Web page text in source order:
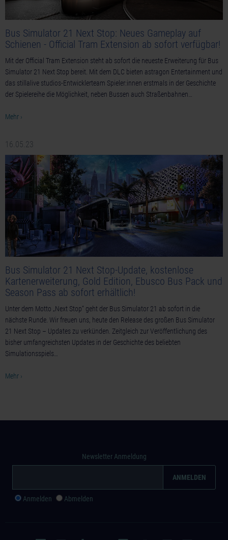
Bus Simulator 21 Next Stop: Neues Gameplay auf
Schienen - Official Tram Extension ab sofort verfügbar!
Mit der Official Tram Extension steht ab sofort die neueste Erweiterung für Bus
Simulator 21 Next Stop bereit. Mit dem DLC bieten astragon Entertainment und
das stillalive studios-Entwicklerteam Spieler:innen erstmals in der Geschichte
der Spielereihe die Möglichkeit, neben Bussen auch Straßenbahnen…
Mehr ›
16.05.23
Bus Simulator 21 Next Stop-Update, kostenlose
Kartenerweiterung, Gold Edition, Ebusco Bus Pack und
Season Pass ab sofort erhältlich!
Unter dem Motto „Next Stop“ geht der Bus Simulator 21 ab sofort in die
nächste Runde. Wir freuen uns, heute den Release des großen Bus Simulator
21 Next Stop – Updates zu verkünden. Zeitgleich zur Veröffentlichung des
bisher umfangreichsten Updates in der Geschichte des beliebten
Simulationsspiels…
Mehr ›
Newsletter Anmeldung
Anmelden Abmelden